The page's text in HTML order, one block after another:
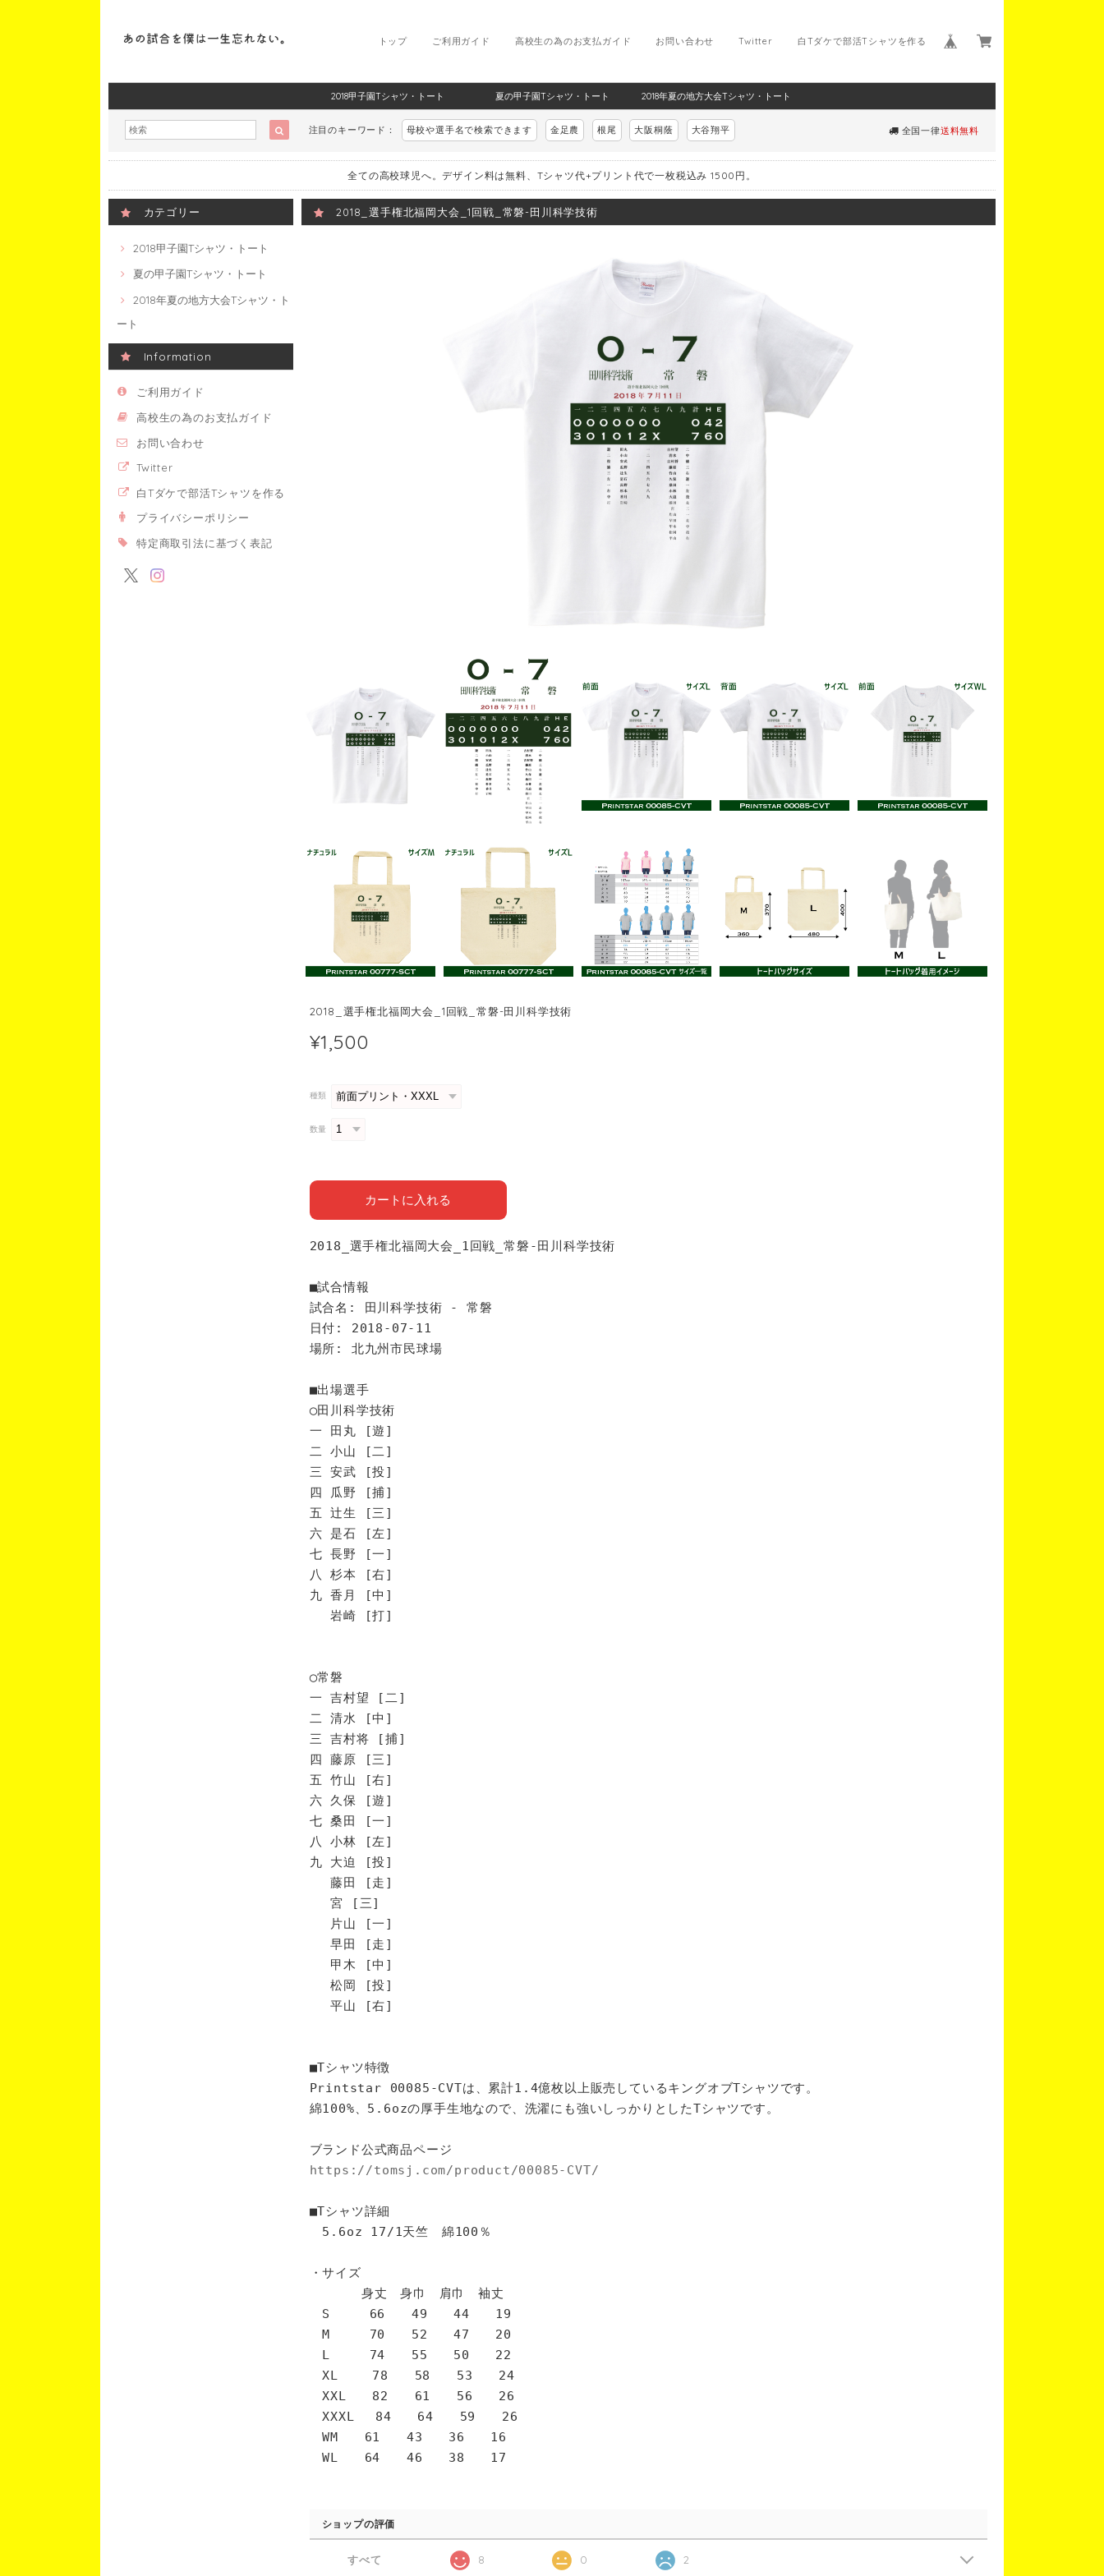
白Tダケで部活Tシャツを作る
Twitter
お問い合わせ
高校生の為のお支払ガイド
ご利用ガイド
トップ
2018甲子園Tシャツ・トート 夏の甲子園Tシャツ・トート 2018年夏の地方大会Tシャツ・トート
注目のキーワード： 母校や選手名で検索できます 金足農 根尾 大阪桐蔭 大谷翔平 全国一律送料無料
全ての高校球児へ。デザイン料は無料、Tシャツ代+プリント代で一枚税込み 1500円。
カテゴリー
2018甲子園Tシャツ・トート
夏の甲子園Tシャツ・トート
2018年夏の地方大会Tシャツ・ト
ート
Information
ご利用ガイド
高校生の為のお支払ガイド
お問い合わせ
Twitter
白Tダケで部活Tシャツを作る
プライバシーポリシー
特定商取引法に基づく表記
2018_選手権北福岡大会_1回戦_常磐-田川科学技術
2018_選手権北福岡大会_1回戦_常磐-田川科学技術
¥1,500
種類
数量
カートに入れる
2018_選手権北福岡大会_1回戦_常磐-田川科学技術
■試合情報
試合名: 田川科学技術 - 常磐
日付: 2018-07-11
場所: 北九州市民球場
■出場選手
◯田川科学技術
一 田丸 [遊]
二 小山 [二]
三 安武 [投]
四 瓜野 [捕]
五 辻生 [三]
六 是石 [左]
七 長野 [一]
八 杉本 [右]
九 香月 [中]
岩崎 [打]
◯常磐
一 吉村望 [二]
二 清水 [中]
三 吉村将 [捕]
四 藤原 [三]
五 竹山 [右]
六 久保 [遊]
七 桑田 [一]
八 小林 [左]
九 大迫 [投]
藤田 [走]
宮 [三]
片山 [一]
早田 [走]
甲木 [中]
松岡 [投]
平山 [右]
■Tシャツ特徴
Printstar 00085-CVTは、累計1.4億枚以上販売しているキングオブTシャツです。
綿100%、5.6ozの厚手生地なので、洗濯にも強いしっかりとしたTシャツです。
ブランド公式商品ページ
https://tomsj.com/product/00085-CVT/
■Tシャツ詳細
5.6oz 17/1天竺 綿100％
・サイズ
身丈 身巾 肩巾 袖丈
S 66 49 44 19
M 70 52 47 20
L 74 55 50 22
XL 78 58 53 24
XXL 82 61 56 26
XXXL 84 64 59 26
WM 61 43 36 16
WL 64 46 38 17
ショップの評価
すべて 8 0 2